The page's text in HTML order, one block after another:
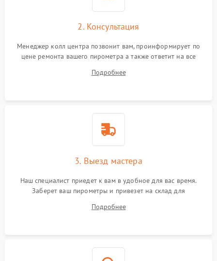
2. Консультация
Менеджер колл центра позвонит вам, проинформирует по
цене ремонта вашего пирометра а также ответит на все
Подробнее
3. Выезд мастера
Наш специалист приедет к вам в удобное для вас время.
Заберет ваш пирометры и привезет на склад для
Подробнее